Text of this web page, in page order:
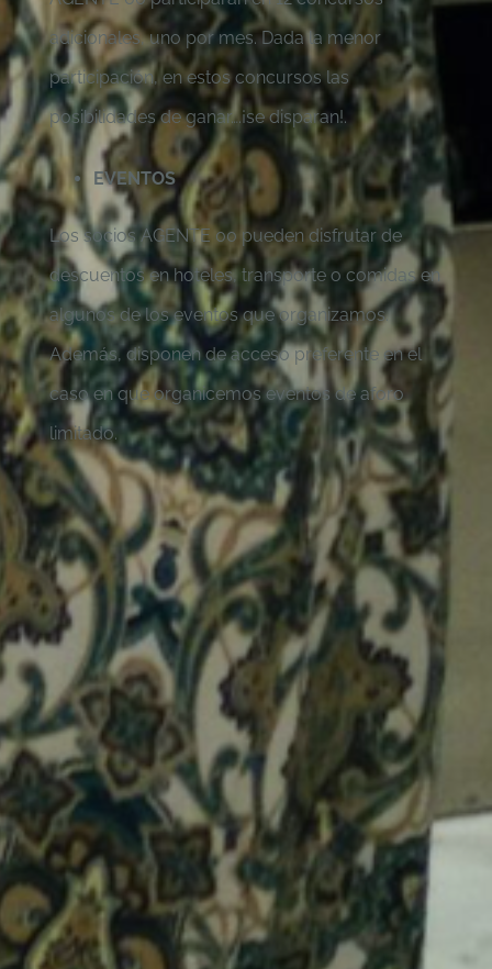
adicionales, uno por mes. Dada la menor
participación, en estos concursos las
posibilidades de ganar….¡se disparan!.
EVENTOS
Los socios AGENTE 00 pueden disfrutar de
descuentos en hoteles, transporte o comidas en
algunos de los eventos que organizamos.
Además, disponen de acceso preferente en el
caso en que organicemos eventos de aforo
limitado.